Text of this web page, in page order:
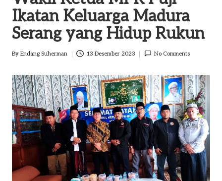
et
n
e
w
sc
o
m
Ikatan Keluarga Madura
Serang yang Hidup Rukun
Posted
By Endang Suherman 13 Desember 2023 No Comments